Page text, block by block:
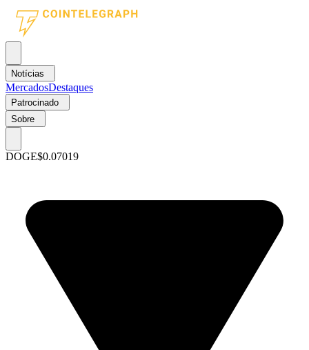
Notícias
MercadosDestaques
Patrocinado
Sobre
DOGE$0.07019